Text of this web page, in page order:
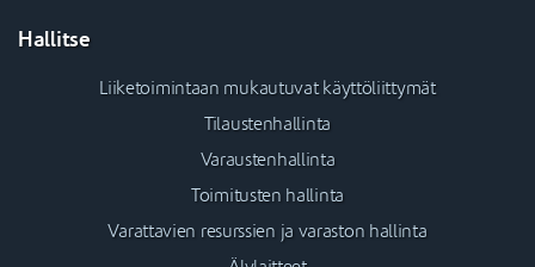
Hallitse
Liiketoimintaan mukautuvat käyttöliittymät
Tilaustenhallinta
Varaustenhallinta
Toimitusten hallinta
Varattavien resurssien ja varaston hallinta